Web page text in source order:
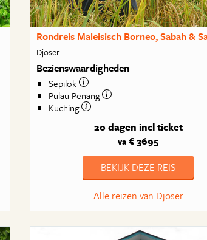
Rondreis Maleisisch Borneo, Sabah &
Djoser
Bezienswaardigheden
Sepilok
Pulau Penang
Kuching
20 dagen incl ticket
va € 3695
BEKIJK DEZE REIS
Alle reizen van Djoser